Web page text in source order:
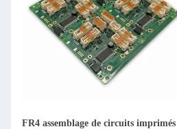
FR4 assemblage de circuits imprimés